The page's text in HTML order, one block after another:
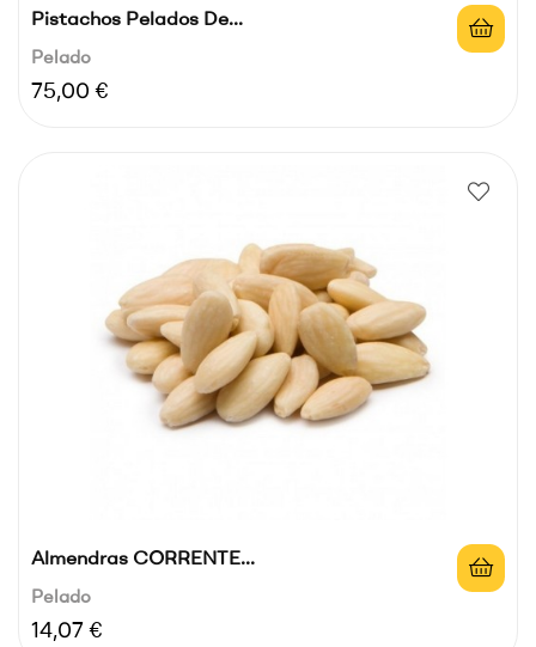
Pistachos Pelados De...
Pelado
Precio
75,00 €
Almendras CORRENTE...
Pelado
Precio
14,07 €